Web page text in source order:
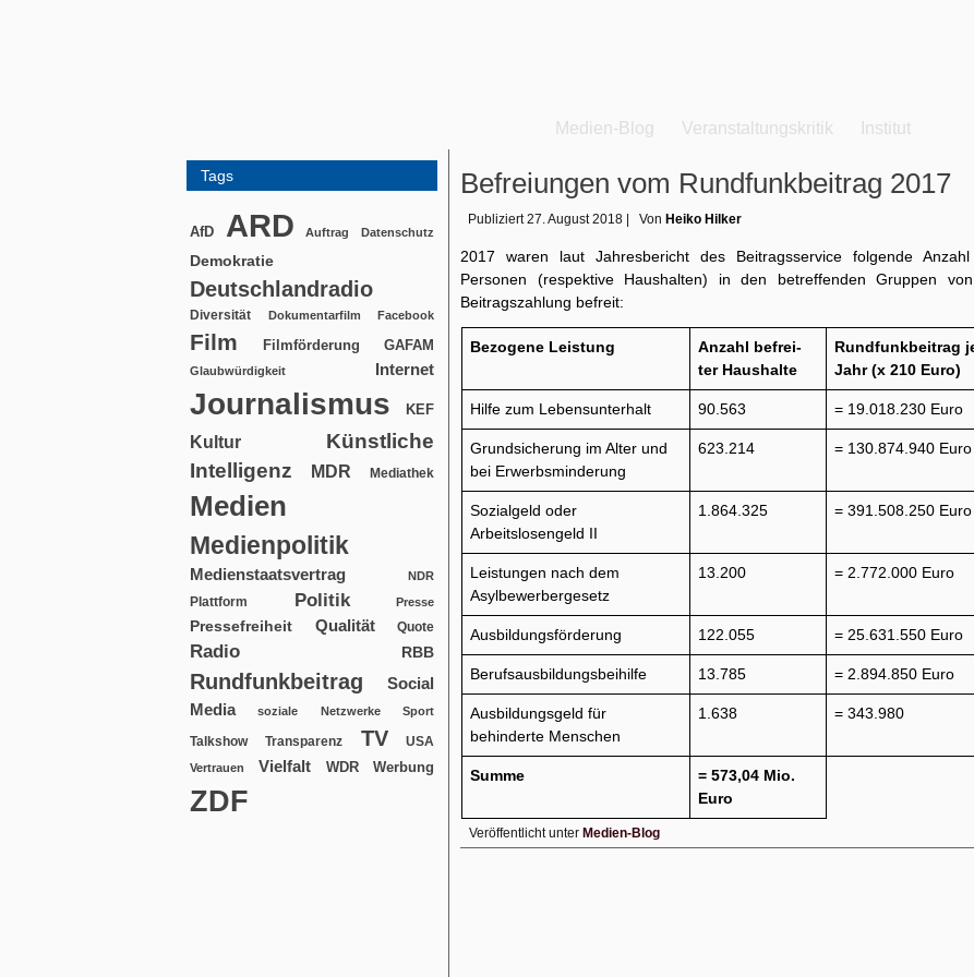
Medien-Blog Veranstaltungskritik Institut
Tags
AfD ARD Auftrag Datenschutz
Demokratie
Deutschlandradio
Diversität Dokumentarfilm Facebook
Film Filmförderung GAFAM
Glaubwürdigkeit Internet
Journalismus KEF
Kultur
Künstliche
Intelligenz
MDR Mediathek
Medien
Medienpolitik
Medienstaatsvertrag NDR
Plattform Politik Presse
Pressefreiheit Qualität Quote
Radio RBB
Rundfunkbeitrag
Social
Media
soziale Netzwerke Sport
Talkshow Transparenz TV USA
Vertrauen Vielfalt WDR Werbung
ZDF
Befreiungen vom Rundfunkbeitrag 2017
Publiziert 27. August 2018 Von Heiko Hilker
2017 waren laut Jahresbericht des Beitragsservice folgende
Personen (respektive Haushalten) in den betreffenden Gruppen
Beitragszahlung befreit:
Bezogene Leistung
Anzahl befrei-
ter Haushalte
Rundfunkbeitrag
Jahr(x 210 Euro)
Hilfe zum Lebensunterhalt 90.563 = 19.018.230 Euro
Grundsicherung im Alter und
bei Erwerbsminderung
623.214 = 130.874.940 Euro
Sozialgeld oder
Arbeitslosengeld II
1.864.325 = 391.508.250 Euro
Leistungen nach dem
Asylbewerbergesetz
13.200 = 2.772.000 Euro
Ausbildungsförderung 122.055 = 25.631.550 Euro
Berufsausbildungsbeihilfe 13.785 = 2.894.850 Euro
Ausbildungsgeld für
behinderte Menschen
1.638 = 343.980
Summe
= 573,04 Mio.
Euro
Veröffentlicht unter Medien-Blog